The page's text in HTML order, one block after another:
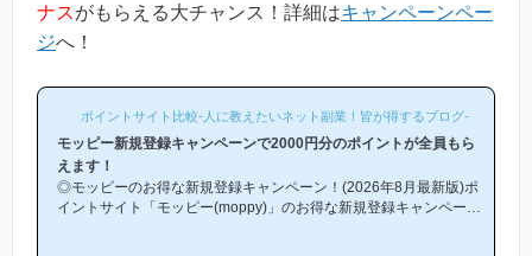
ナスがもらえる大チャンス！詳細はキャンペーンペー
ジへ！
ポイントサイト比較-人に教えたいネット副業！皆が得するブログ-
モッピー新規登録キャンペーンで2000円分のポイントが全員もら
えます！
◎モッピーのお得な新規登録キャンペーン！(2026年8月最新版)ポ
イントサイト「モッピー(moppy)」のお得な新規登録キャンペーン